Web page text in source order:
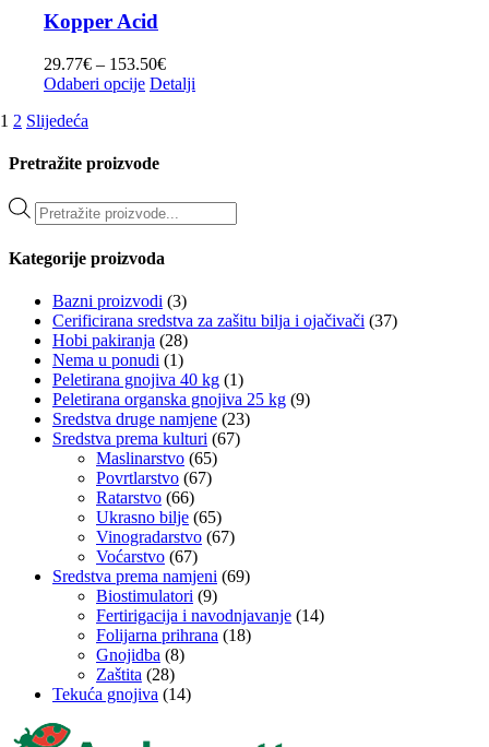
Kopper Acid
29.77€ – 153.50€Raspon
cijena:
Odaberi opcije Ovaj
varijanti.
se
mogu
na
proizvoda
Detalji
1 2 Slijedeća
Pretražite proizvode
Products
search
Kategorije proizvoda
Bazni proizvodi (3)
Cerificirana sredstva za zašitu bilja i ojačivači (37)
Hobi pakiranja (28)
Nema u ponudi (1)
Peletirana gnojiva 40 kg (1)
Peletirana organska gnojiva 25 kg (9)
Sredstva druge namjene (23)
Sredstva prema kulturi (67)
Maslinarstvo (65)
Povrtlarstvo (67)
Ratarstvo (66)
Ukrasno bilje (65)
Vinogradarstvo (67)
Voćarstvo (67)
Sredstva prema namjeni (69)
Biostimulatori (9)
Fertirigacija i navodnjavanje (14)
Folijarna prihrana (18)
Gnojidba (8)
Zaštita (28)
Tekuća gnojiva (14)